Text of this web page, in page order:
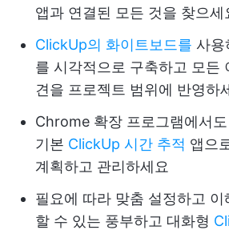
앱과 연결된 모든 것을 찾으세
ClickUp의 화이트보드를 사용
를 시각적으로 구축하고 모든
견을 프로젝트 범위에 반영하
Chrome 확장 프로그램에서
기본 ClickUp 시간 추적 앱으
계획하고 관리하세요
필요에 따라 맞춤 설정하고
할 수 있는 풍부하고 대화형